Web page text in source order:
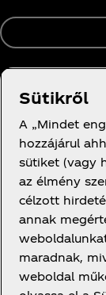
Segítség
Sütikről
A „Mindet
hozzájárul
sütiket (vagy
az élmény
célzott
annak
maradnak,
weboldal